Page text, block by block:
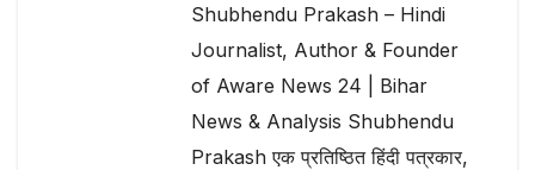
Shubhendu Prakash – Hindi
Journalist, Author & Founder
of Aware News 24 | Bihar
News & Analysis Shubhendu
Prakash एक प्रतिष्ठित हिंदी पत्रकार,